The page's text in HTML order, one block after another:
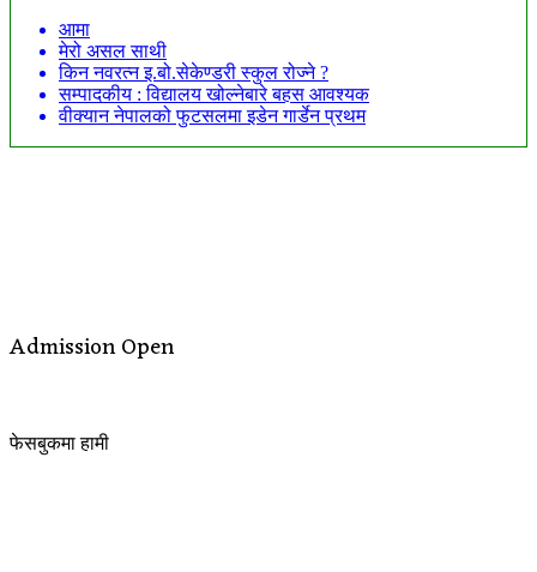
आमा
मेरो असल साथी
किन नवरत्न इ.बो.सेकेण्डरी स्कुल रोज्ने ?
सम्पादकीय : विद्यालय खोल्नेबारे बहस आवश्यक
वीक्यान नेपालको फुटसलमा इडेन गार्डेन प्रथम
Admission Open
फेसबुकमा हामी